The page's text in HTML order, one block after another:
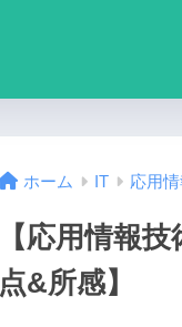
ホーム IT 応用
【応用情報
点&所感】